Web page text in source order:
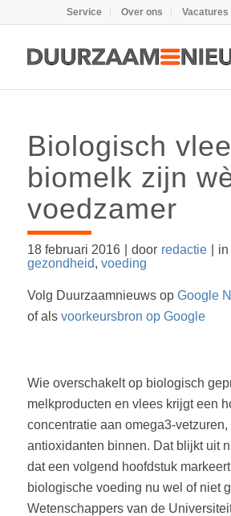
Service Over ons Vacatures
Biologisch
biomelk zijn
voedzamer
18 februari 2016 door redactie in
gezondheid, voeding
Volg Duurzaamnieuws op Google
of als voorkeursbron op Google
Wie overschakelt op biologisch
melkproducten en vlees krijgt een
concentratie aan omega3-
antioxidanten binnen. Dat blijkt uit
dat een volgend hoofdstuk
biologische voeding nu wel of niet
Wetenschappers van de